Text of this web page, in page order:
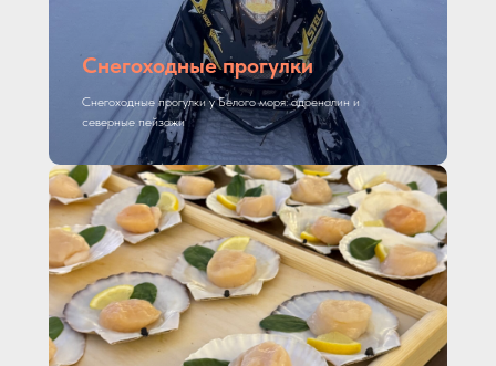
Снегоходные прогулки
Снегоходные прогулки у Белого моря: адреналин и
северные пейзажи